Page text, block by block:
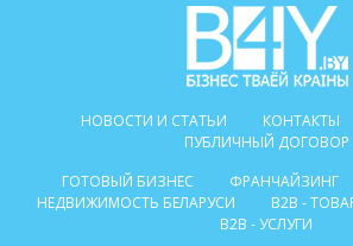
НОВОСТИ И СТАТЬИ КОНТАКТЫ
ПУБЛИЧНЫЙ ДОГОВОР
ГОТОВЫЙ БИЗНЕС
ФРАНЧАЙЗИНГ
НЕДВИЖИМОСТЬ БЕЛАРУСИ
B2B -
B2B - УСЛУГИ